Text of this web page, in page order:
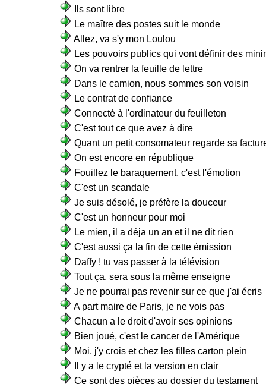
Ils sont libre
Le maître des postes suit le monde
Allez, va s'y mon Loulou
Les pouvoirs publics qui vont définir des
On va rentrer la feuille de lettre
Dans le camion, nous sommes son voisin
Le contrat de confiance
Connecté à l'ordinateur du feuilleton
C'est tout ce que avez à dire
Quant un petit consomateur regarde sa
On est encore en république
Fouillez le baraquement, c'est l'émotion
C'est un scandale
Je suis désolé, je préfère la douceur
C'est un honneur pour moi
Le mien, il a déja un an et il ne dit rien
C'est aussi ça la fin de cette émission
Daffy ! tu vas passer à la télévision
Tout ça, sera sous la même enseigne
Je ne pourrai pas revenir sur ce que j'ai écris
A part maire de Paris, je ne vois pas
Chacun a le droit d'avoir ses opinions
Bien joué, c'est le cancer de l'Amérique
Moi, j'y crois et chez les filles carton plein
Il y a le crypté et la version en clair
Ce sont des pièces au dossier du testament